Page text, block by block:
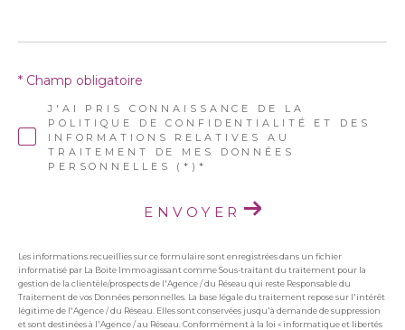
J'AI PRIS CONNAISSANCE DE LA
POLITIQUE DE CONFIDENTIALITÉ ET DES
INFORMATIONS RELATIVES AU
TRAITEMENT DE MES DONNÉES
PERSONNELLES (*)*
* Champ obligatoire
ENVOYER
Les informations recueillies sur ce formulaire sont enregistrées dans un fichier
informatisé par La Boite Immo agissant comme Sous-traitant du traitement pour la
gestion de la clientèle/prospects de l'Agence / du Réseau qui reste Responsable du
Traitement de vos Données personnelles. La base légale du traitement repose sur l'intérêt
légitime de l'Agence / du Réseau. Elles sont conservées jusqu'à demande de suppression
et sont destinées à l'Agence / au Réseau. Conformément à la loi « informatique et libertés